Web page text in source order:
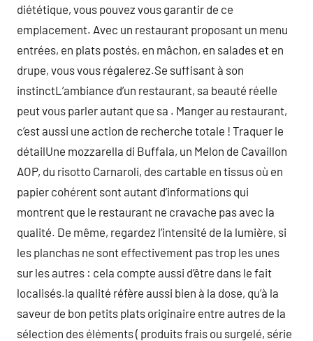
diététique, vous pouvez vous garantir de ce
emplacement. Avec un restaurant proposant un menu
entrées, en plats postés, en mâchon, en salades et en
drupe, vous vous régalerez.Se suffisant à son
instinctL’ambiance d’un restaurant, sa beauté réelle
peut vous parler autant que sa . Manger au restaurant,
c’est aussi une action de recherche totale ! Traquer le
détailUne mozzarella di Buffala, un Melon de Cavaillon
AOP, du risotto Carnaroli, des cartable en tissus où en
papier cohérent sont autant d’informations qui
montrent que le restaurant ne cravache pas avec la
qualité. De même, regardez l’intensité de la lumière, si
les planchas ne sont effectivement pas trop les unes
sur les autres : cela compte aussi d’être dans le fait
localisés.la qualité réfère aussi bien à la dose, qu’à la
saveur de bon petits plats originaire entre autres de la
sélection des éléments ( produits frais ou surgelé, série